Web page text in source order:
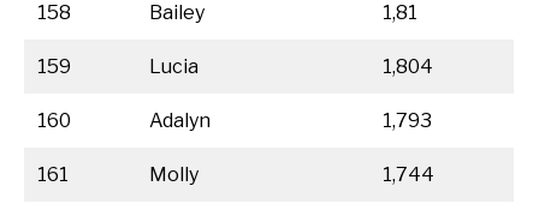
158 Bailey 1,81
159 Lucia 1,804
160 Adalyn 1,793
161 Molly 1,744